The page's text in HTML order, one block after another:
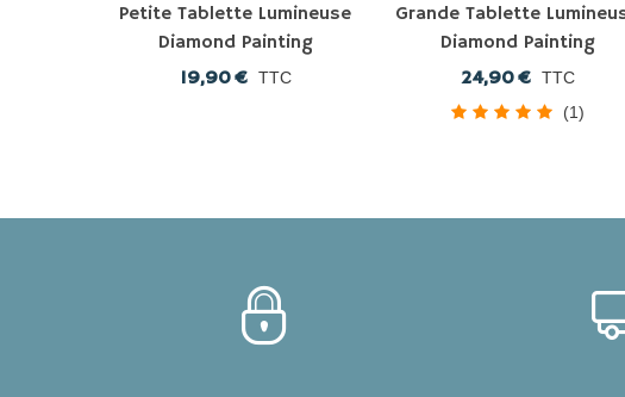
Petite Tablette Lumineuse
Diamond Painting
19,90 € TTC
Grande Tablette
Diamond Painting
24,90 € TTC
(1)